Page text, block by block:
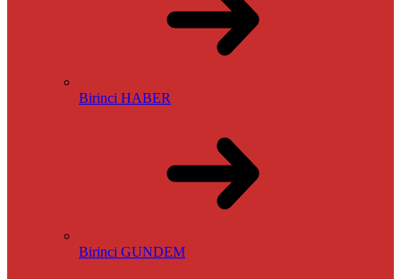
Birinci HABER
Birinci GUNDEM